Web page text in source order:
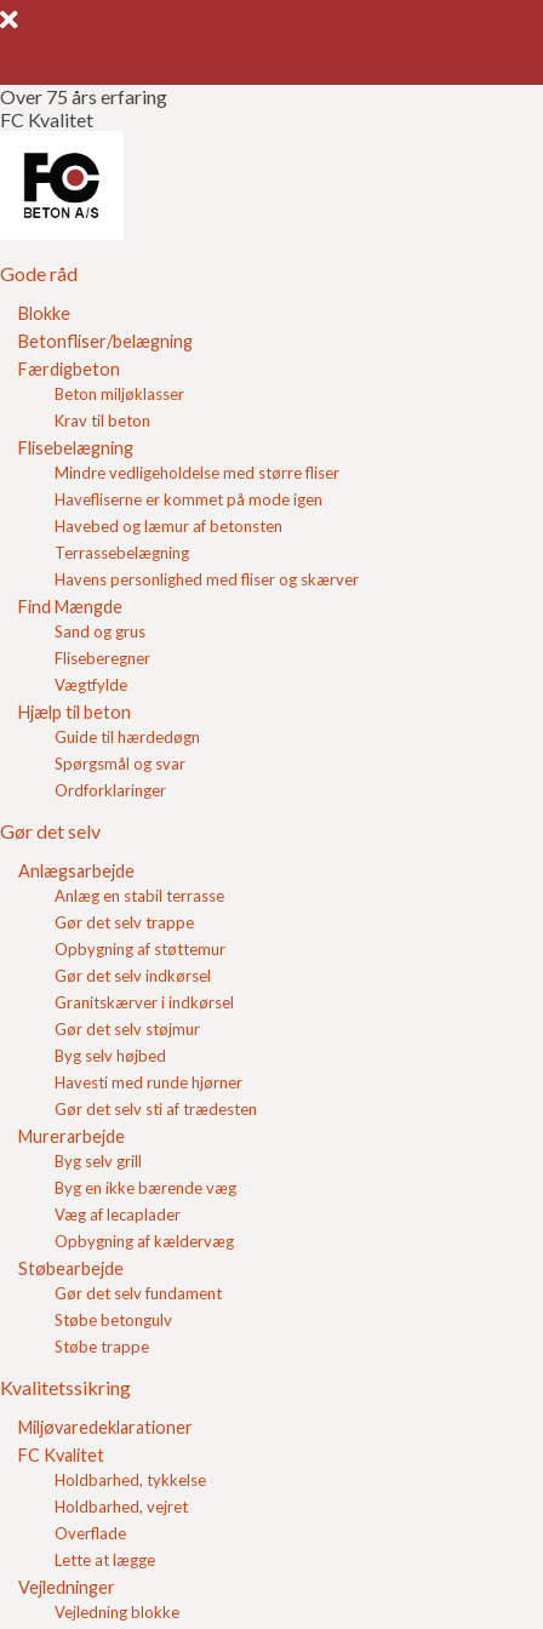
Over 75 års erfaring
FC Kvalitet
Gode råd
Blokke
Betonfliser/belægning
Færdigbeton
Beton miljøklasser
Krav til beton
Flisebelægning
Mindre vedligeholdelse med større fliser
Havefliserne er kommet på mode igen
Havebed og læmur af betonsten
Terrassebelægning
Havens personlighed med fliser og skærver
Find Mængde
Sand og grus
Fliseberegner
Vægtfylde
Hjælp til beton
Guide til hærdedøgn
Spørgsmål og svar
Ordforklaringer
Gør det selv
Anlægsarbejde
Anlæg en stabil terrasse
Gør det selv trappe
Opbygning af støttemur
Gør det selv indkørsel
Granitskærver i indkørsel
Gør det selv støjmur
Byg selv højbed
Havesti med runde hjørner
Gør det selv sti af trædesten
Murerarbejde
Byg selv grill
Byg en ikke bærende væg
Væg af lecaplader
Opbygning af kældervæg
Støbearbejde
Gør det selv fundament
Støbe betongulv
Støbe trappe
Kvalitetssikring
Miljøvaredeklarationer
FC Kvalitet
Holdbarhed, tykkelse
Holdbarhed, vejret
Overflade
Lette at lægge
Vejledninger
Vejledning blokke
Gode råd
Gør det selv
Kvalitetssikring
Brochurer
Referencer
Om FC
Kontakt
Login
Indkøbskurv
Lecablokke
Er du erhvervsdrivende med et stort forbrug af
lecablokke, kan du opnå en fast samhandelsaftale hos
FC Beton. Se mere omsamhandelsaftaler for erhverv
her
Leca® blokke er et naturligt og uorganisk
byggemateriale med lav vægt, høj styrke og gode
isolerende egenskaber. Det gør lecablokke særligt
velegnede til både nybyggeri og renovering.
Lecablokke anvendes typisk til opbygning af mure,
vægge og fundamenter og ses ofte i garager,
tilbygninger, kældre og skillevægge. Blokkene er lette
at arbejde med og har en høj varmeisolering, hvilket
gør dem populære blandt både professionelle
håndværkere og gør-det-selv-folk. Lecablokke fra FC
Beton er kendt for at være meget lige og målfaste,
1 2
Lecablokke 600 5,0 x 19 x
49
Pris pr. stk 9,49
49
Pris pr. stk
Se produkt